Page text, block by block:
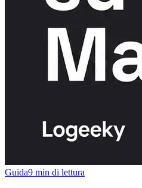
Guida9 min di lettura